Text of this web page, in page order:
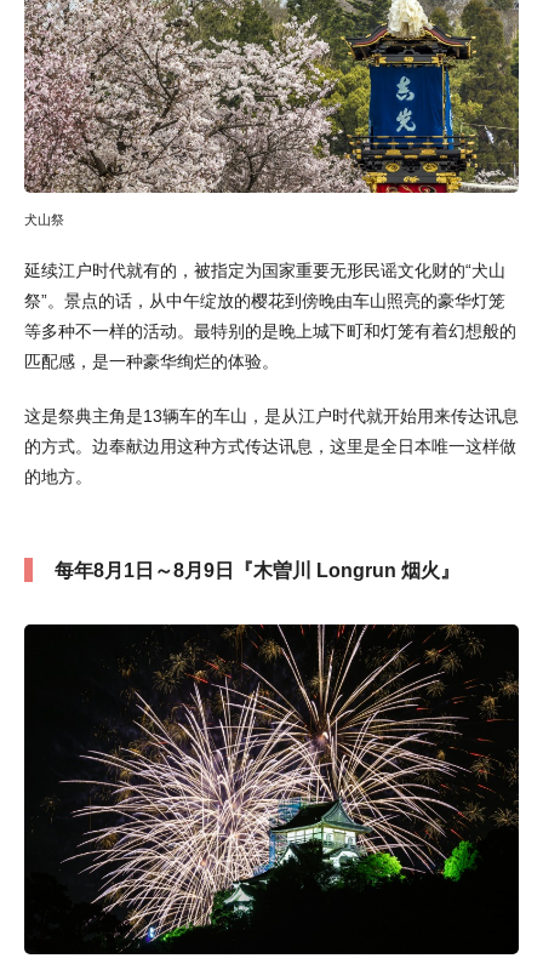
犬山祭
延续江户时代就有的，被指定为国家重要无形民谣文化财的“犬山
祭”。景点的话，从中午绽放的樱花到傍晚由车山照亮的豪华灯笼
等多种不一样的活动。最特别的是晚上城下町和灯笼有着幻想般的
匹配感，是一种豪华绚烂的体验。
这是祭典主角是13辆车的车山，是从江户时代就开始用来传达讯息
的方式。边奉献边用这种方式传达讯息，这里是全日本唯一这样做
的地方。
每年8月1日～8月9日『木曽川 Longrun 烟火』